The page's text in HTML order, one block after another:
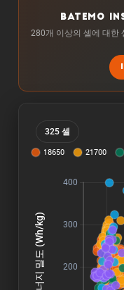
BATEMO
280개 이상의 셀에 대한
325 셀